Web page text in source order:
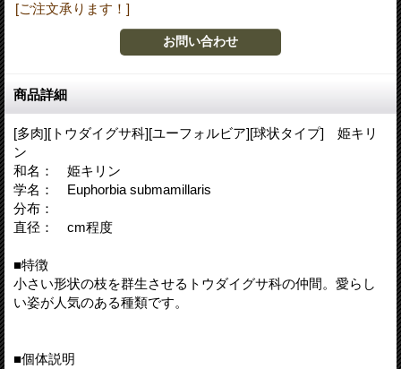
[ご注文承ります！]
商品詳細
[多肉][トウダイグサ科][ユーフォルビア][球状タイプ] 姫キリ
ン
和名： 姫キリン
学名： Euphorbia submamillaris
分布：
直径： cm程度
■特徴
小さい形状の枝を群生させるトウダイグサ科の仲間。愛らし
い姿が人気のある種類です。
■個体説明